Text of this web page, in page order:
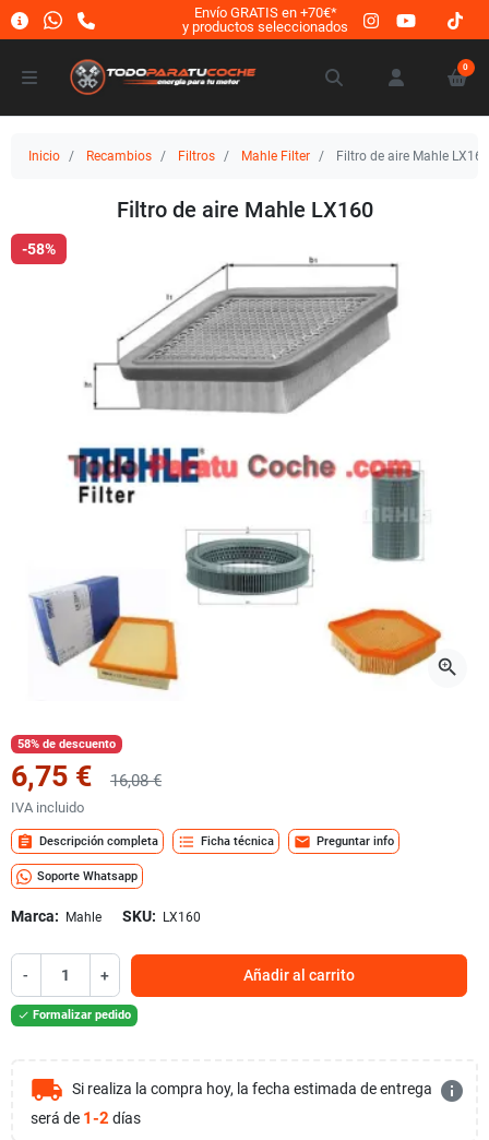
Envío GRATIS en +70€*
y productos seleccionados
0
Inicio Recambios Filtros Mahle Filter Filtro de aire Mahle LX160
Filtro de aire Mahle LX160
-58%
zoom_in
58% de descuento
6,75 € 16,08 €
IVA incluido
assignment Descripción completa format_list_bulleted Ficha técnica mail Preguntar info
Soporte Whatsapp
Marca: Mahle SKU: LX160
- + Añadir al carrito
 Formalizar pedido
local_shipping Si realiza la compra hoy, la fecha estimada de entrega
será de 1-2 días
info